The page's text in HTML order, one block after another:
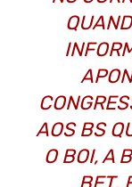
AOS BS
O BOI, A